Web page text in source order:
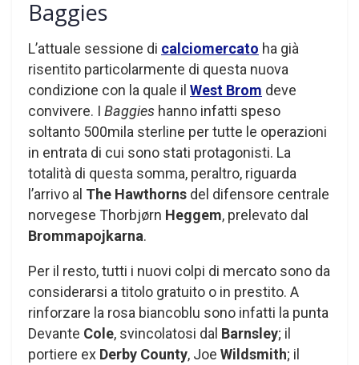
Baggies
L’attuale sessione di calciomercato ha già
risentito particolarmente di questa nuova
condizione con la quale il West Brom deve
convivere. I Baggies hanno infatti speso
soltanto 500mila sterline per tutte le operazioni
in entrata di cui sono stati protagonisti. La
totalità di questa somma, peraltro, riguarda
l’arrivo al The Hawthorns del difensore centrale
norvegese Thorbjørn Heggem, prelevato dal
Brommapojkarna.
Per il resto, tutti i nuovi colpi di mercato sono da
considerarsi a titolo gratuito o in prestito. A
rinforzare la rosa biancoblu sono infatti la punta
Devante Cole, svincolatosi dal Barnsley; il
portiere ex Derby County, Joe Wildsmith; il